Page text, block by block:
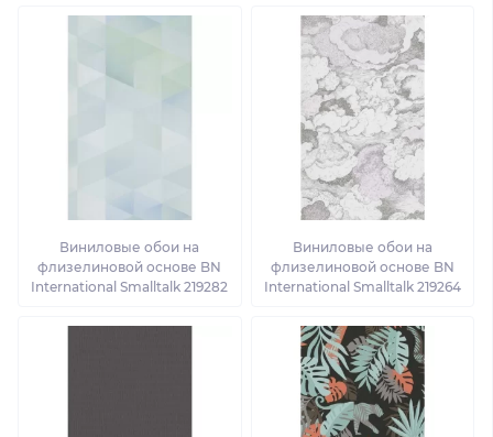
Виниловые обои на
флизелиновой основе BN
International Smalltalk 219282
Виниловые обои на
флизелиновой основе BN
International Smalltalk 219264